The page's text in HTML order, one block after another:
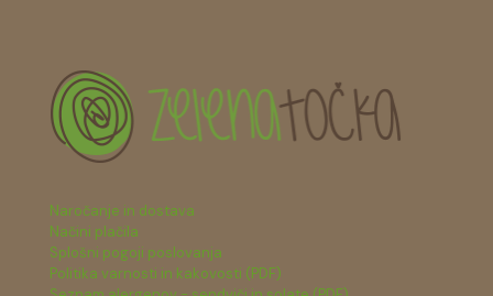
Naročanje in dostava
Načini plačila
Splošni pogoji poslovanja
Politika varnosti in kakovosti (PDF)